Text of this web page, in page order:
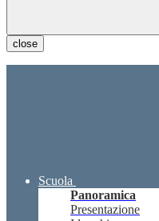
close
Scuola
Panoramica
Presentazione